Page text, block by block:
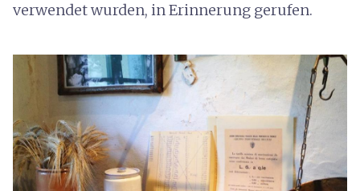
verwendet wurden, in Erinnerung gerufen.